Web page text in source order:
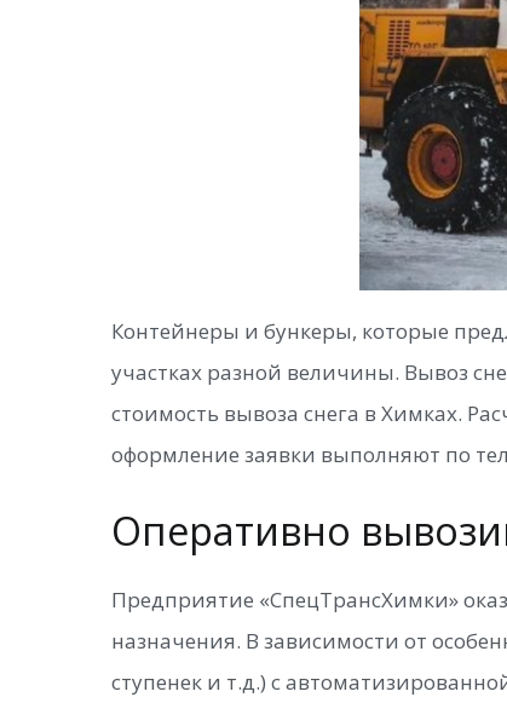
Контейнеры и бункеры, которые
участках разной величины. Вывоз
стоимость вывоза снега в Химках.
оформление заявки выполняют по
Оперативно
Предприятие «СпецТрансХимки»
назначения. В зависимости от
ступенек и т.д.) с